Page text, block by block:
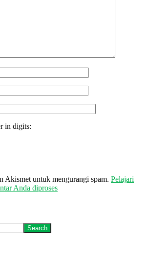
in digits:
Akismet untuk mengurangi spam. Pelajari
Anda diproses